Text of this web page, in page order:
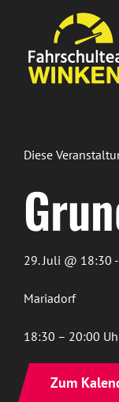
springen
Diese
29. Juli @ 18:30
Mariadorf
18:30 – 20:00
Zum